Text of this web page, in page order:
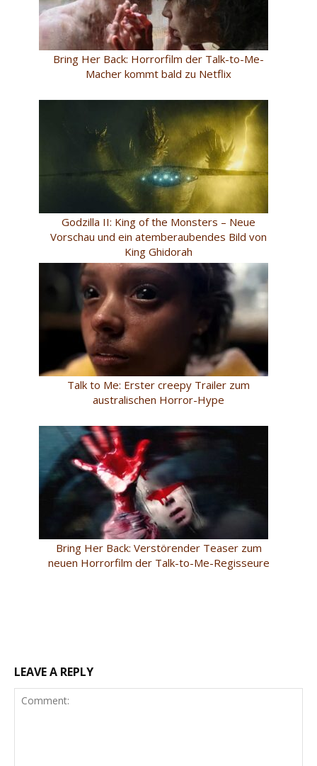
Bring Her Back: Horrorfilm der Talk-to-Me-
Macher kommt bald zu Netflix
Godzilla II: King of the Monsters – Neue
Vorschau und ein atemberaubendes Bild von
King Ghidorah
Talk to Me: Erster creepy Trailer zum
australischen Horror-Hype
Bring Her Back: Verstörender Teaser zum
neuen Horrorfilm der Talk-to-Me-Regisseure
LEAVE A REPLY